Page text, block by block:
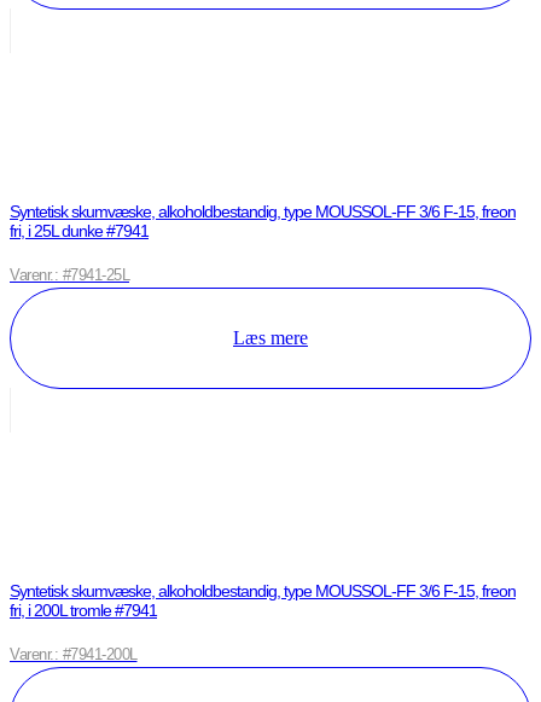
Syntetisk skumvæske, alkoholdbestandig, type MOUSSOL-FF 3/6 F-15, freon
fri, i 25L dunke #7941
Varenr.: #7941-25L
Læs mere
Syntetisk skumvæske, alkoholdbestandig, type MOUSSOL-FF 3/6 F-15, freon
fri, i 200L tromle #7941
Varenr.: #7941-200L